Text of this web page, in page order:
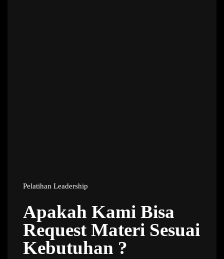
Pelatihan Leadership
Apakah Kami Bisa
Request Materi Sesuai
Kebutuhan ?